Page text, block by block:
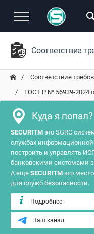
Соответствие
Соответствие
ГОСТ Р № 56939-2024
Куда я попал?
SECURITM это SGRC
службах информационной
построить и управлять
банковскими системами
А еще SECURITM это
для служб безопасности.
Подробнее
Наш канал